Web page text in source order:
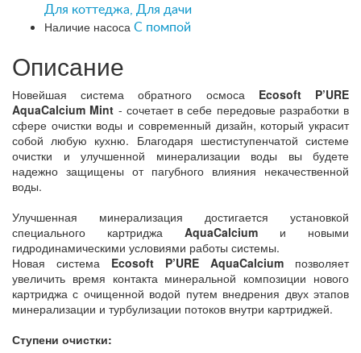
Для коттеджа, Для дачи
Наличие насоса С помпой
Описание
Новейшая система обратного осмоса Ecosoft P’URE
AquaCalcium Mint - сочетает в себе передовые разработки в
сфере очистки воды и современный дизайн, который украсит
собой любую кухню. Благодаря шестиступенчатой системе
очистки и улучшенной минерализации воды вы будете
надежно защищены от пагубного влияния некачественной
воды.
Улучшенная минерализация достигается установкой
специального картриджа AquaCalcium и новыми
гидродинамическими условиями работы системы.
Новая система Ecosoft P’URE AquaCalcium позволяет
увеличить время контакта минеральной композиции нового
картриджа с очищенной водой путем внедрения двух этапов
минерализации и турбулизации потоков внутри картриджей.
Ступени очистки: